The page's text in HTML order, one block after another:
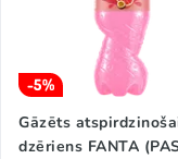
-5%
Gāzēts
dzēriens FANTA